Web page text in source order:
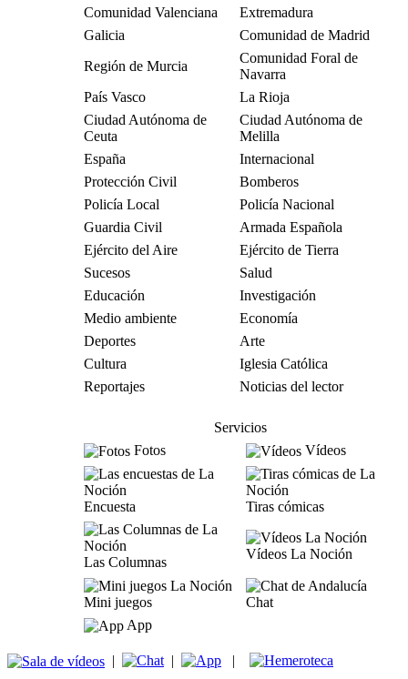
Comunidad Valenciana
Extremadura
Galicia
Comunidad de Madrid
Región de Murcia
Comunidad Foral de
Navarra
País Vasco
La Rioja
Ciudad Autónoma de
Ceuta
Ciudad Autónoma de
Melilla
España
Internacional
Protección Civil
Bomberos
Policía Local
Policía Nacional
Guardia Civil
Armada Española
Ejército del Aire
Ejército de Tierra
Sucesos
Salud
Educación
Investigación
Medio ambiente
Economía
Deportes
Arte
Cultura
Iglesia Católica
Reportajes
Noticias del lector
Servicios
Fotos
Vídeos
Encuesta Tiras cómicas
Las Columnas
Vídeos La Noción
Mini juegos
Chat
App
| | |